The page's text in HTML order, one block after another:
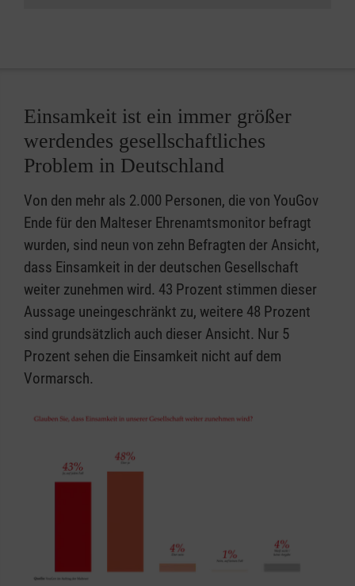
Einsamkeit ist ein immer größer
werdendes gesellschaftliches
Problem in Deutschland
Von den mehr als 2.000 Personen, die von YouGov
Ende für den Malteser Ehrenamtsmonitor befragt
wurden, sind neun von zehn Befragten der Ansicht,
dass Einsamkeit in der deutschen Gesellschaft
weiter zunehmen wird. 43 Prozent stimmen dieser
Aussage uneingeschränkt zu, weitere 48 Prozent
sind grundsätzlich auch dieser Ansicht. Nur 5
Prozent sehen die Einsamkeit nicht auf dem
Vormarsch.